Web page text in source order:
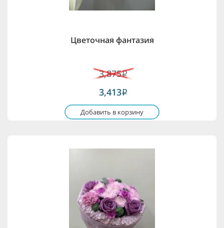
Цветочная фантазия
3,875i
3,413i
Добавить в корзину